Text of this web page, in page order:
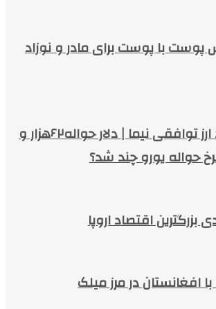
پوست با پوست برای مادر و نوزاد
قیمت جدید ارز توافقی نیما | دلار حواله۶۲هزار و
بزرگترین اقتصاد اروپا
افغانستان در مرز میلک